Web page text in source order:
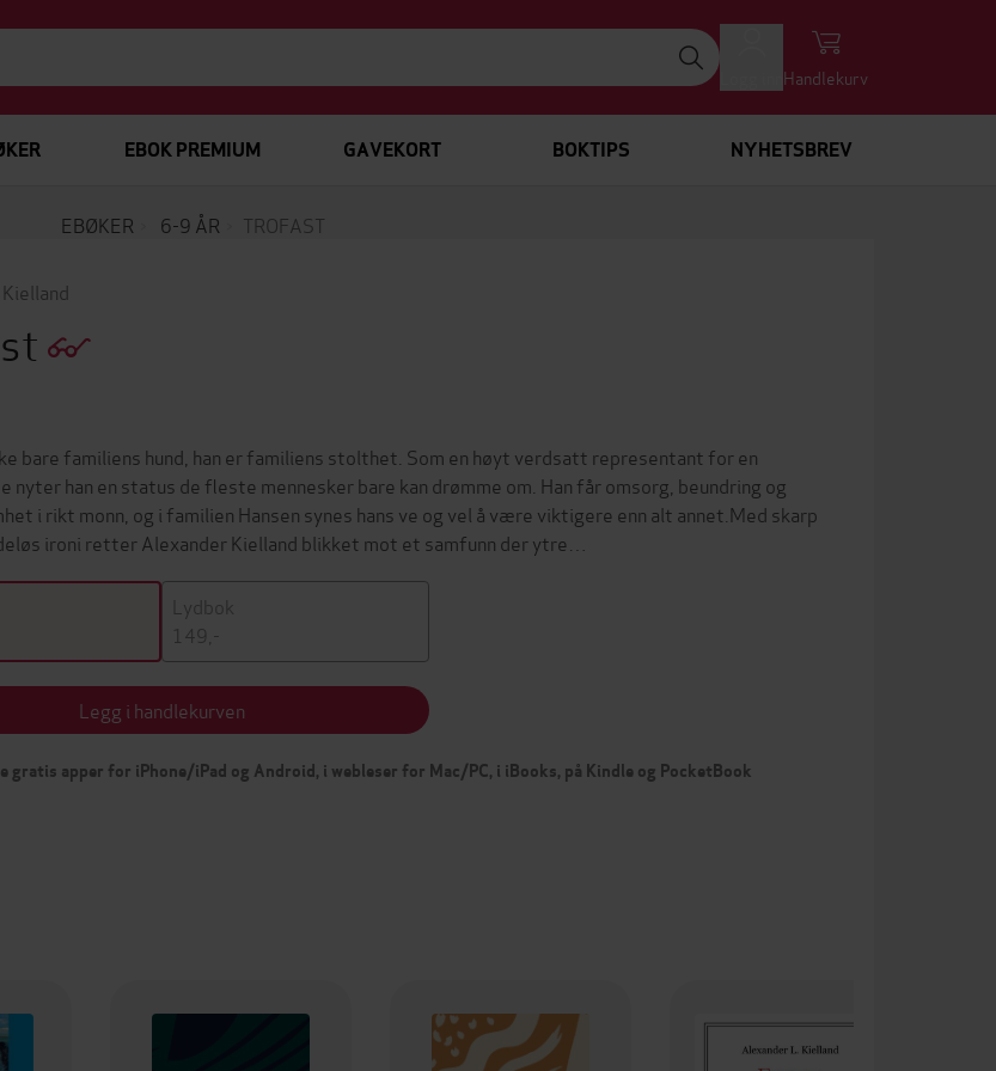
Handlekurv
EBOK PREMIUM GAVEKORT BOKTIPS NYHETSBREV
EBØKER 6-9 ÅR TROFAST
bare familiens hund, han er familiens stolthet. Som en høyt verdsatt representant for en
nyter han en status de fleste mennesker bare kan drømme om. Han får omsorg, beundring og
i rikt monn, og i familien Hansen synes hans ve og vel å være viktigere enn alt annet.Med skarp
ironi retter Alexander Kielland blikket mot et samfunn der ytre…
Lydbok
149,-
Legg i handlekurven
gratis apper for iPhone/iPad og Android, i webleser for Mac/PC, i iBooks, på Kindle og PocketBook